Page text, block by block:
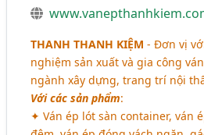
THANH THANH KIỆM - Đơn vị
nghiệm sản xuất và gia công
ngành xây dựng, trang trí nội
Với các sản phẩm:
✦ Ván ép lót sàn container, ván